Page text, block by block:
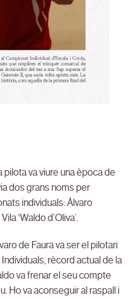
va viure una època de
dos grans noms per
individuals: Álvaro
‘Waldo d’Oliva’.
de Faura va ser el pilotari
rècord actual de la
va frenar el seu compte
Ho va aconseguir al raspall i